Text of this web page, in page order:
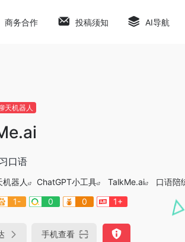
商务合作 投稿须知 AI导航
天机器人
口语
机器人 ChatGPT小工具 TalkMe.ai 口语陪
1- 0 0 1+
手机查看